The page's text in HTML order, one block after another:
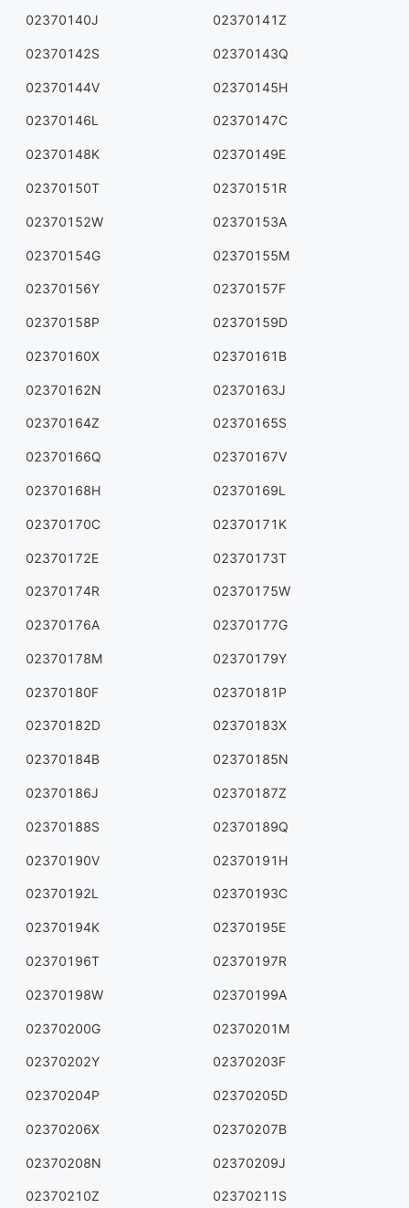
02370140J 02370141Z
02370142S 02370143Q
02370144V 02370145H
02370146L 02370147C
02370148K 02370149E
02370150T 02370151R
02370152W 02370153A
02370154G 02370155M
02370156Y 02370157F
02370158P 02370159D
02370160X 02370161B
02370162N 02370163J
02370164Z 02370165S
02370166Q 02370167V
02370168H 02370169L
02370170C 02370171K
02370172E 02370173T
02370174R 02370175W
02370176A 02370177G
02370178M 02370179Y
02370180F 02370181P
02370182D 02370183X
02370184B 02370185N
02370186J 02370187Z
02370188S 02370189Q
02370190V 02370191H
02370192L 02370193C
02370194K 02370195E
02370196T 02370197R
02370198W 02370199A
02370200G 02370201M
02370202Y 02370203F
02370204P 02370205D
02370206X 02370207B
02370208N 02370209J
02370210Z 02370211S